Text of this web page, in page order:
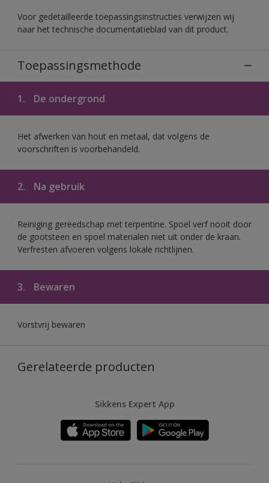
Voor gedetailleerde toepassingsinstructies verwijzen wij
naar het technische documentatieblad van dit product.
Toepassingsmethode
1. De ondergrond
Het afwerken van hout en metaal, dat volgens de
voorschriften is voorbehandeld.
2. Na gebruik
Reiniging gereedschap met terpentine. Spoel verf nooit door
de gootsteen en spoel materialen niet uit onder de kraan.
Verfresten afvoeren volgens lokale richtlijnen.
3. Bewaren
Vorstvrij bewaren
Gerelateerde producten
Sikkens Expert App